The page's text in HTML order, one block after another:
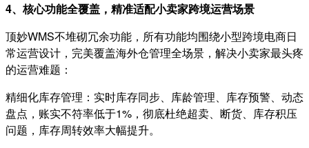
4、核心功能全覆盖，精准适配小卖家跨境运营场景
顶妙WMS不堆砌冗余功能，所有功能均围绕小型跨境电商日
常运营设计，完美覆盖海外仓管理全场景，解决小卖家最头疼
的运营难题：
精细化库存管理：实时库存同步、库龄管理、库存预警、动态
盘点，账实不符率低于1%，彻底杜绝超卖、断货、库存积压
问题，库存周转效率大幅提升。